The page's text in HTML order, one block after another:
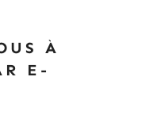
À
E-